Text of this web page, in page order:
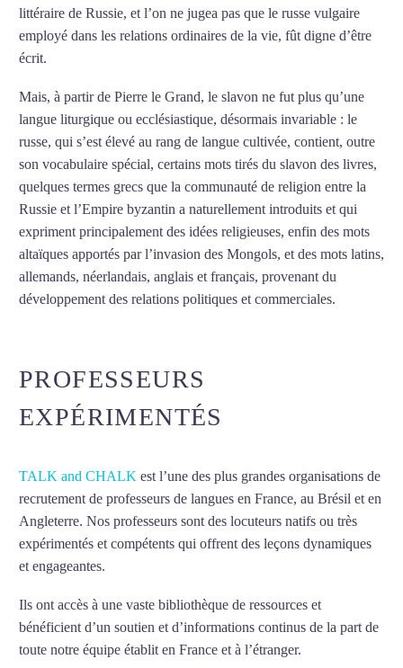
littéraire de Russie, et l’on ne jugea pas que le russe vulgaire
employé dans les relations ordinaires de la vie, fût digne d’être
écrit.
Mais, à partir de Pierre le Grand, le slavon ne fut plus qu’une
langue liturgique ou ecclésiastique, désormais invariable : le
russe, qui s’est élevé au rang de langue cultivée, contient, outre
son vocabulaire spécial, certains mots tirés du slavon des livres,
quelques termes grecs que la communauté de religion entre la
Russie et l’Empire byzantin a naturellement introduits et qui
expriment principalement des idées religieuses, enfin des mots
altaïques apportés par l’invasion des Mongols, et des mots latins,
allemands, néerlandais, anglais et français, provenant du
développement des relations politiques et commerciales.
PROFESSEURS
EXPÉRIMENTÉS
TALK and CHALK est l’une des plus grandes organisations de
recrutement de professeurs de langues en France, au Brésil et en
Angleterre. Nos professeurs sont des locuteurs natifs ou très
expérimentés et compétents qui offrent des leçons dynamiques
et engageantes.
Ils ont accès à une vaste bibliothèque de ressources et
bénéficient d’un soutien et d’informations continus de la part de
toute notre équipe établit en France et à l’étranger.